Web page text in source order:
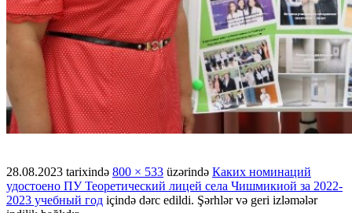
28.08.2023 tarixində 800 × 533 üzərində Каких номинаций
удостоено ПУ Теоретический лицей села Чишмикиой за 2022-
2023 учебный год içində dərc edildi. Şərhlər və geri izləmələr